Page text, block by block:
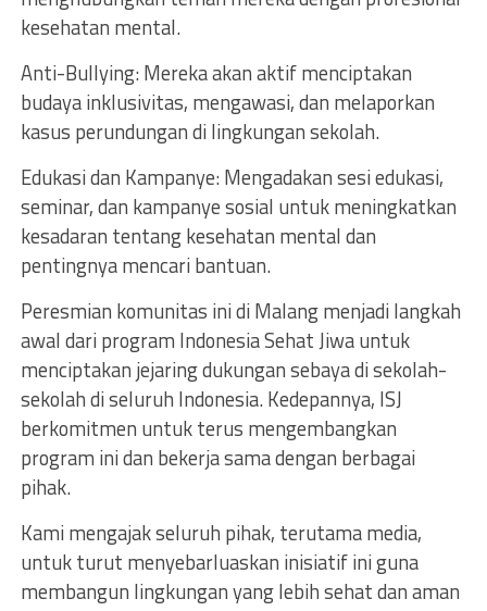
kesehatan mental.
Anti-Bullying: Mereka akan aktif menciptakan
budaya inklusivitas, mengawasi, dan melaporkan
kasus perundungan di lingkungan sekolah.
Edukasi dan Kampanye: Mengadakan sesi edukasi,
seminar, dan kampanye sosial untuk meningkatkan
kesadaran tentang kesehatan mental dan
pentingnya mencari bantuan.
Peresmian komunitas ini di Malang menjadi langkah
awal dari program Indonesia Sehat Jiwa untuk
menciptakan jejaring dukungan sebaya di sekolah-
sekolah di seluruh Indonesia. Kedepannya, ISJ
berkomitmen untuk terus mengembangkan
program ini dan bekerja sama dengan berbagai
pihak.
Kami mengajak seluruh pihak, terutama media,
untuk turut menyebarluaskan inisiatif ini guna
membangun lingkungan yang lebih sehat dan aman